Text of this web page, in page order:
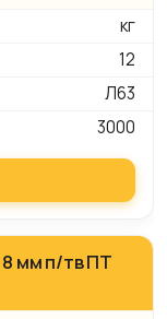
кг
12
Л63
3000
мм п/тв ПТ